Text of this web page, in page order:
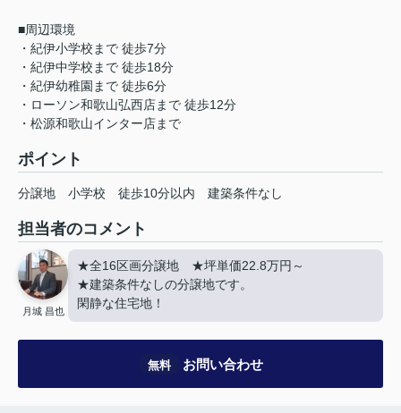
■周辺環境
・紀伊小学校まで 徒歩7分
・紀伊中学校まで 徒歩18分
・紀伊幼稚園まで 徒歩6分
・ローソン和歌山弘西店まで 徒歩12分
・松源和歌山インター店まで
ポイント
分譲地 小学校 徒歩10分以内 建築条件なし
担当者のコメント
月城 昌也
★全16区画分譲地 ★坪単価22.8万円～
★建築条件なしの分譲地です。
閑静な住宅地！
無料 お問い合わせ